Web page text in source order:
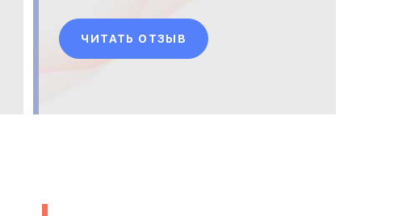
качество никакое. Лучше уже
у китайцев заказывать, они
хотя бы подтянули качество
ЧИТАТЬ ОТЗЫВ